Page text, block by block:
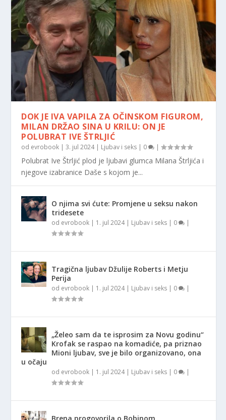
DOK JE IVA VAPILA ZA OČINSKOM FIGUROM,
MILAN DRŽAO SINA U KRILU: ON JE
POLUBRAT IVE ŠTRLJIĆ
od evrobook |3. jul 2024| Ljubav i seks | 0 |
Polubrat Ive Štrljić plod je ljubavi glumca Milana Štrljića i
njegove izabranice Daše s kojom je...
O njima svi ćute: Promjene u seksu nakon
tridesete
od evrobook | 1. jul 2024| Ljubav i seks | 0 |
Tragična ljubav Džulije Roberts i Metju
Perija
od evrobook | 1. jul 2024| Ljubav i seks | 0 |
„Želeo sam da te isprosim za Novu godinu“
Krofak se raspao na komadiće, pa priznao
Mioni ljubav, sve je bilo organizovano, ona
u očaju
od evrobook | 1. jul 2024| Ljubav i seks | 0 |
Brena progovorila o Bobinom